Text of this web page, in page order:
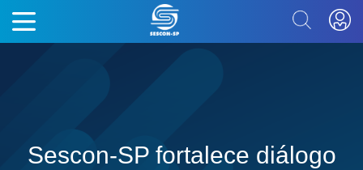
Sescon-SP fortalece diálogo